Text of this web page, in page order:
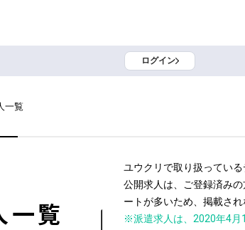
ログイン
一覧
一覧
ユウクリで取り扱ってい
公開求人は、ご登録済み
ートが多いため、掲載さ
※派遣求人は、2020年4月